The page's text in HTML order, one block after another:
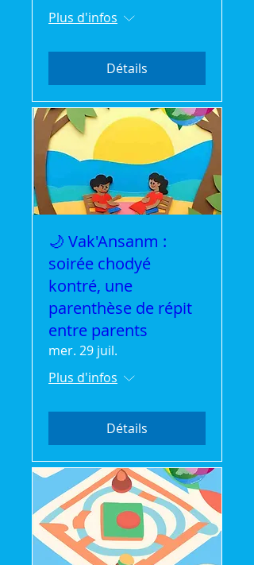
Plus d'infos
Détails
🌙 Vak'Ansanm :
soirée chodyé
kontré, une
parenthèse de répit
entre parents
mer. 29 juil.
Plus d'infos
Détails